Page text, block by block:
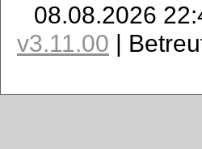
08.08.2026
v3.11.00 |